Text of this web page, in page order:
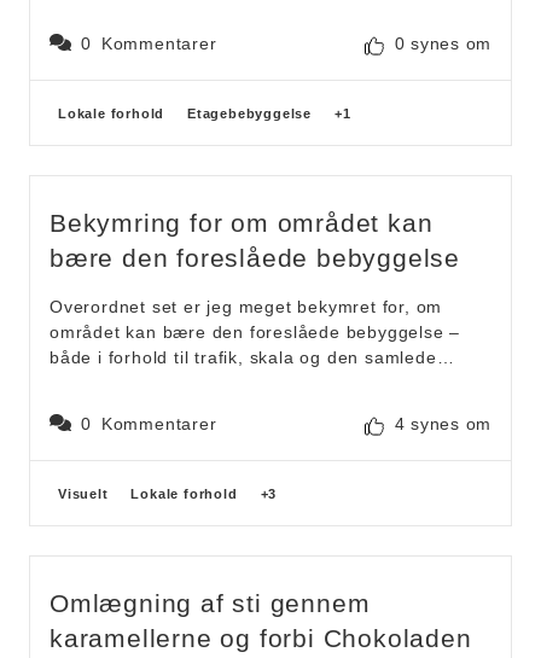
Dette er med til at give mange nye boliger til
århusianerne.
Katrinebjergvej og i krydset Åbogade.
0 Kommentarer 0 synes om
Forslagskategorier
Lokale forhold Etagebebyggelse +1
Bekymring for om området kan
bære den foreslåede bebyggelse
Overordnet set er jeg meget bekymret for, om
området kan bære den foreslåede bebyggelse –
både i forhold til trafik, skala og den samlede
Trafikale forhold
Der er allerede i dag betydelige trafikale
Katrinebjergvej mod Paludan Müllers Vej, og det
Katrinetorvet tages i brug. Samtidig er det i dag
udfordrende og utrygt for cyklister at krydse både
0 Kommentarer 4 synes om
Forslagskategorier
Visuelt Lokale forhold +3
Omlægning af sti gennem
karamellerne og forbi Chokoladen